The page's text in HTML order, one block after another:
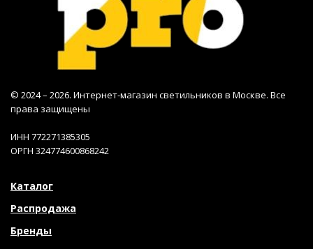
© 2024 – 2026. Интернет-магазин светильников в Москве. Все
права защищены
ИНН 772271385305
ОРГН 324774600868242
Каталог
Распродажа
Бренды